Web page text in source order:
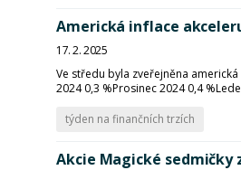
Americká inflace
17. 2. 2025
Ve středu byla zveřejněna
2024 0,3 %Prosinec 2024 0,4
týden na finančních trzích
Akcie Magické